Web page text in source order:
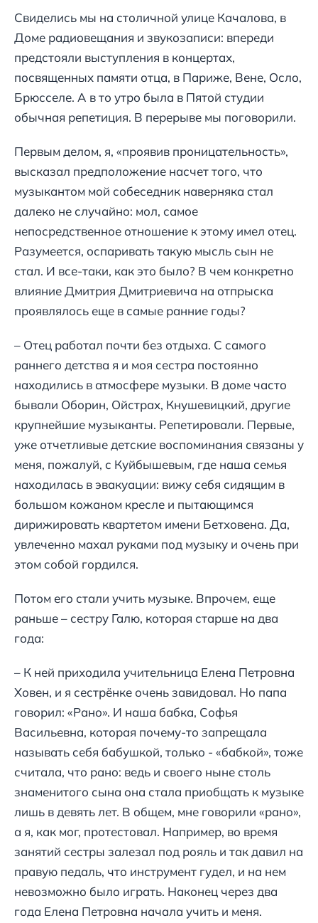
Свиделись мы на столичной улице Качалова, в
Доме радиовещания и звукозаписи: впереди
предстояли выступления в концертах,
посвященных памяти отца, в Париже, Вене, Осло,
Брюсселе. А в то утро была в Пятой студии
обычная репетиция. В перерыве мы поговорили.
Первым делом, я, «проявив проницательность»,
высказал предположение насчет того, что
музыкантом мой собеседник наверняка стал
далеко не случайно: мол, самое
непосредственное отношение к этому имел отец.
Разумеется, оспаривать такую мысль сын не
стал. И все-таки, как это было? В чем конкретно
влияние Дмитрия Дмитриевича на отпрыска
проявлялось еще в самые ранние годы?
– Отец работал почти без отдыха. С самого
раннего детства я и моя сестра постоянно
находились в атмосфере музыки. В доме часто
бывали Оборин, Ойстрах, Кнушевицкий, другие
крупнейшие музыканты. Репетировали. Первые,
уже отчетливые детские воспоминания связаны у
меня, пожалуй, с Куйбышевым, где наша семья
находилась в эвакуации: вижу себя сидящим в
большом кожаном кресле и пытающимся
дирижировать квартетом имени Бетховена. Да,
увлеченно махал руками под музыку и очень при
этом собой гордился.
Потом его стали учить музыке. Впрочем, еще
раньше – сестру Галю, которая старше на два
года:
– К ней приходила учительница Елена Петровна
Ховен, и я сестрёнке очень завидовал. Но папа
говорил: «Рано». И наша бабка, Софья
Васильевна, которая почему-то запрещала
называть себя бабушкой, только - «бабкой», тоже
считала, что рано: ведь и своего ныне столь
знаменитого сына она стала приобщать к музыке
лишь в девять лет. В общем, мне говорили «рано»,
а я, как мог, протестовал. Например, во время
занятий сестры залезал под рояль и так давил на
правую педаль, что инструмент гудел, и на нем
невозможно было играть. Наконец через два
года Елена Петровна начала учить и меня.